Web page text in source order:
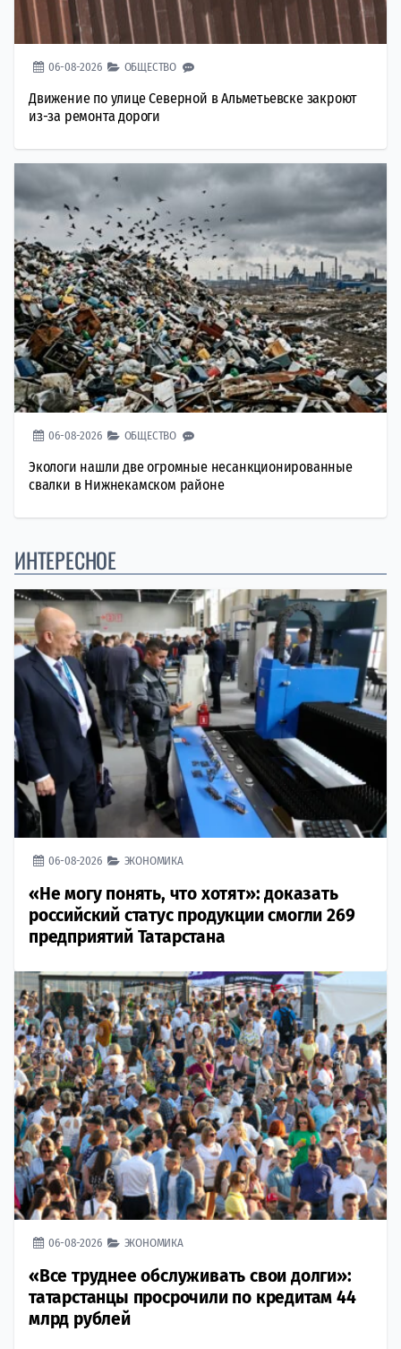
06-08-2026 ОБЩЕСТВО
Движение по улице Северной в Альметьевске закроют
из-за ремонта дороги
06-08-2026 ОБЩЕСТВО
Экологи нашли две огромные несанкционированные
свалки в Нижнекамском районе
ИНТЕРЕСНОЕ
06-08-2026 ЭКОНОМИКА
«Не могу понять, что хотят»: доказать
российский статус продукции смогли 269
предприятий Татарстана
06-08-2026 ЭКОНОМИКА
«Все труднее обслуживать свои долги»:
татарстанцы просрочили по кредитам 44
млрд рублей